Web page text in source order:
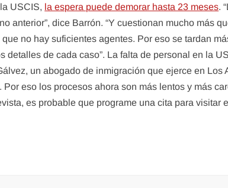
USCIS, la espera puede demorar hasta 23 meses.
anterior”, dice Barrón. “Y cuestionan mucho más
que no hay suficientes agentes. Por eso se tardan
de cada caso”. La falta de personal en la
un abogado de inmigración que ejerce en Los
eso los procesos ahora son más lentos y más
es probable que programe una cita para visitar